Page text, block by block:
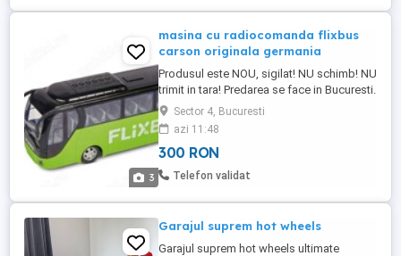
3
masina cu radiocomanda flixbus
carson originala germania
Produsul este NOU, sigilat! NU schimb! NU
trimit in tara! Predarea se face in Bucuresti.
CARACTERISTICI: Model detaliat produs
sub licenta Sistem RC de 2,4 GHz 2 canale
Reglare fina a directiei de pe sasiu Lumini
LED fata RTR - 100% gata de joaca
SPECIFICATII TEHNICE: Scara 1:24
Sector 4, Bucuresti
azi 11:48
300 RON
Telefon validat
Garajul suprem hot wheels
Garajul suprem hot wheels ultimate